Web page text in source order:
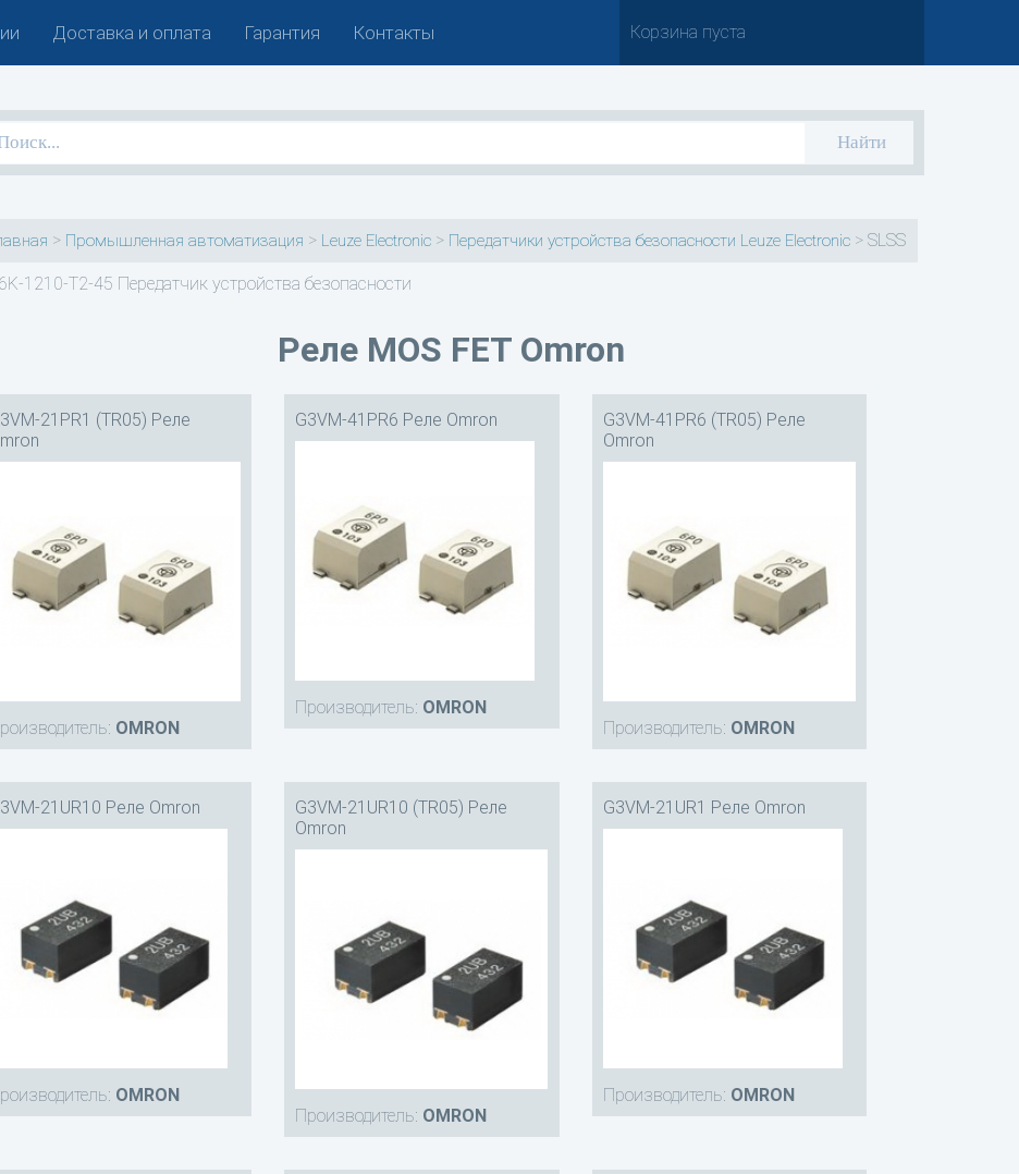
Доставка и оплата Гарантия Контакты Корзина пуста
> Промышленная автоматизация > Leuze Electronic > Передатчики устройства безопасности Leuze Electronic > SLSS
1210-T2-45 Передатчик устройства безопасности
Реле MOS FET Omron
21PR1 (TR05) Реле
OMRON
G3VM-41PR6 Реле Omron
Производитель: OMRON
G3VM-41PR6 (TR05) Реле
Omron
Производитель: OMRON
21UR10 Реле Omron
OMRON
G3VM-21UR10 (TR05) Реле
Omron
Производитель: OMRON
G3VM-21UR1 Реле Omron
Производитель: OMRON